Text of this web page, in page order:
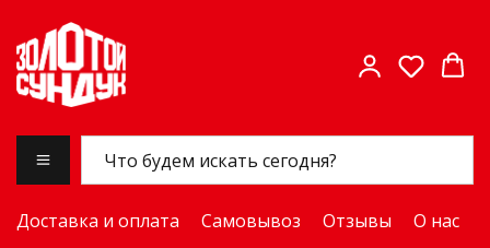
Доставка и оплата Самовывоз Отзывы О нас